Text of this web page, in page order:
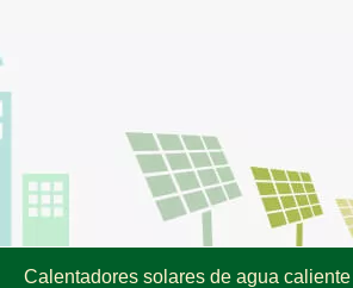
Calentadores solares de agua caliente